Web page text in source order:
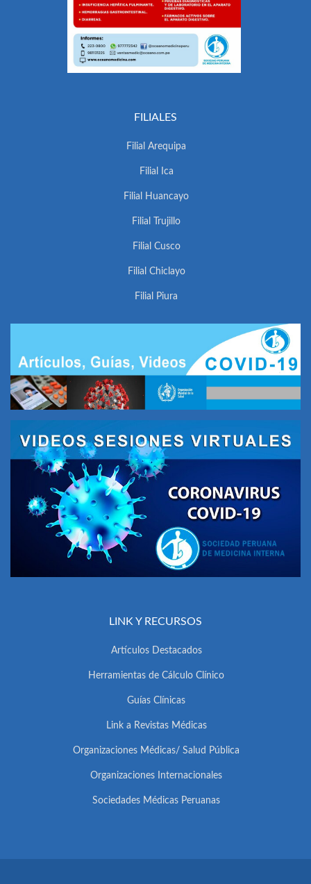
FILIALES
Filial Arequipa
Filial Ica
Filial Huancayo
Filial Trujillo
Filial Cusco
Filial Chiclayo
Filial Piura
LINK Y RECURSOS
Artículos Destacados
Herramientas de Cálculo Clínico
Guías Clínicas
Link a Revistas Médicas
Organizaciones Médicas/ Salud Pública
Organizaciones Internacionales
Sociedades Médicas Peruanas